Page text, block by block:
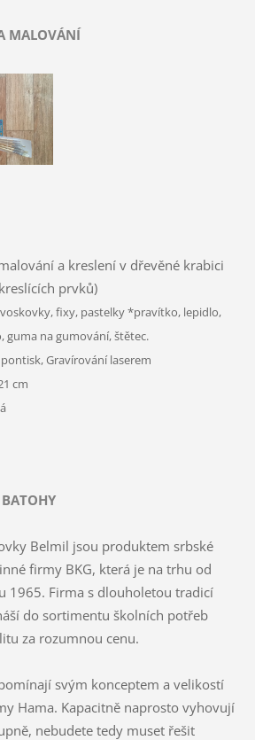
MALOVÁNÍ
a kreslení v dřevěné krabici
prvků)
fixy, pastelky*pravítko, lepidlo,
guma na gumování, štětec.
,Gravírování laserem
cm
Belmil jsou produktem srbské
firmy BKG, která je na trhu od
1965. Firma s dlouholetou tradicí
do sortimentu školních potřeb
za rozumnou cenu.
svým konceptem a velikostí
Hama. Kapacitně naprosto vyhovují
nebudete tedy muset řešit